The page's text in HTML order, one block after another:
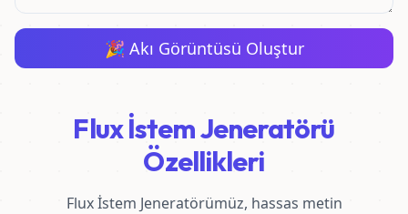
🎉 Akı Görüntüsü Oluştur
Flux İstem Jeneratörü
Özellikleri
Flux İstem Jeneratörümüz, hassas metin